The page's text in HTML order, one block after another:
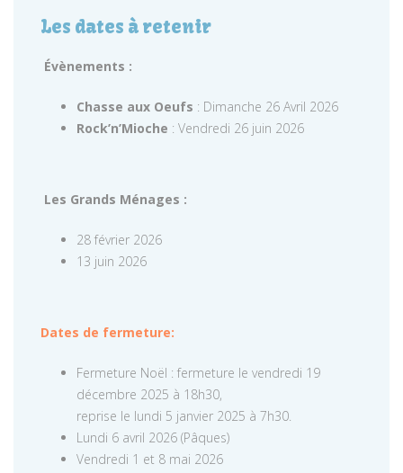
Les dates à retenir
Évènements :
Chasse aux Oeufs : Dimanche 26 Avril 2026
Rock’n’Mioche : Vendredi 26 juin 2026
Les Grands Ménages :
28 février 2026
13 juin 2026
Dates de fermeture:
Fermeture Noël : fermeture le vendredi 19
décembre 2025 à 18h30,
reprise le lundi 5 janvier 2025 à 7h30.
Lundi 6 avril 2026 (Pâques)
Vendredi 1 et 8 mai 2026